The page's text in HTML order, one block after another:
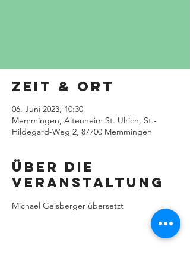
Zeit & Ort
06. Juni 2023, 10:30
Memmingen, Altenheim St. Ulrich, St.-
Hildegard-Weg 2, 87700 Memmingen
Über die
Veranstaltung
Michael Geisberger übersetzt